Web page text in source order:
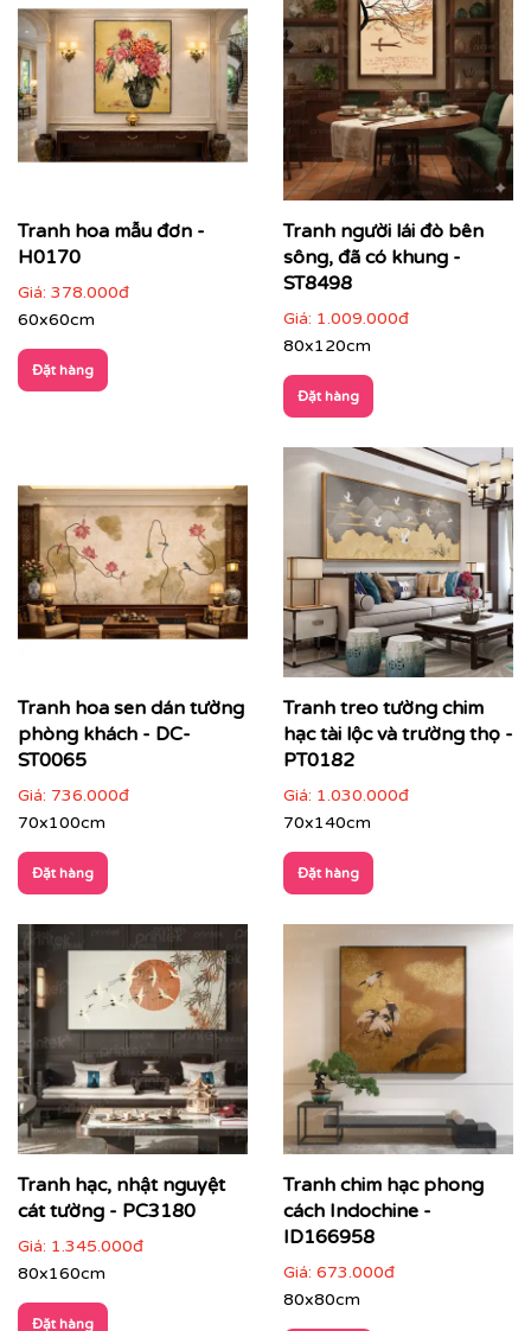
Tranh Indochine phù hợp với nhiều loại không gian:
: tạo điểm nhấn sang trọng, ấm áp, dễ
thu hút ánh nhìn ngay từ cửa ra vào.
✔ Phòng ngủ: nhẹ nhàng, thư thái, giúp không gian
nghỉ ngơi thêm tinh tế.
Tranh hoa mẫu đơn -
H0170
Giá: 378.000đ
60x60cm
Đặt hàng
Tranh người lái đò bên
sông, đã có khung -
ST8498
Giá: 1.009.000đ
80x120cm
Đặt hàng
Tranh hoa sen dán tường
phòng khách - DC-
ST0065
Giá: 736.000đ
70x100cm
Đặt hàng
Tranh treo tường chim
hạc tài lộc và trường thọ -
PT0182
Giá: 1.030.000đ
70x140cm
Đặt hàng
Tranh hạc, nhật nguyệt
cát tường - PC3180
Giá: 1.345.000đ
80x160cm
Đặt hàng
Tranh chim hạc phong
cách Indochine -
ID166958
Giá: 673.000đ
80x80cm